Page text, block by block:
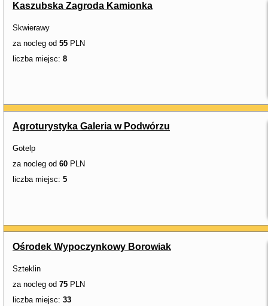
Kaszubska Zagroda Kamionka
Skwierawy
za nocleg od 55 PLN
liczba miejsc: 8
Agroturystyka Galeria w Podwórzu
Gotelp
za nocleg od 60 PLN
liczba miejsc: 5
Ośrodek Wypoczynkowy Borowiak
Szteklin
za nocleg od 75 PLN
liczba miejsc: 33